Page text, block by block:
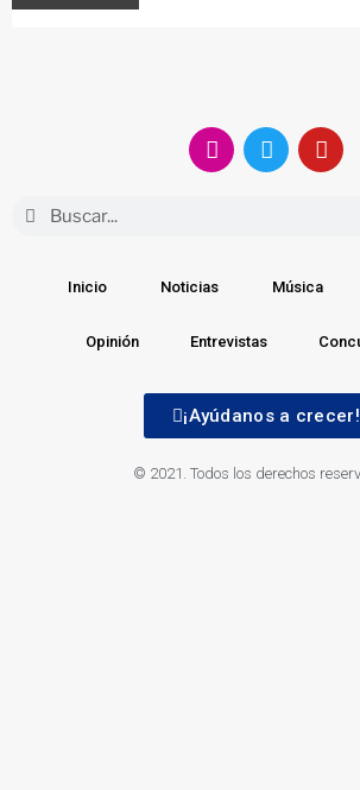
Inicio Noticias Música
Opinión Entrevistas
¡Ayúdanos a crecer!
© 2021. Todos los derechos